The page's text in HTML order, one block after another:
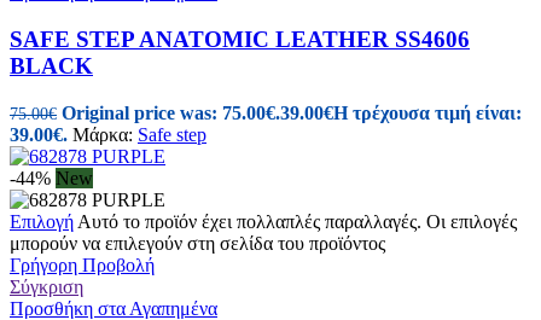
SAFE STEP ANATOMIC LEATHER SS4606
BLACK
75.00€ Original price was: 75.00€.39.00€Η τρέχουσα τιμή είναι:
39.00€. Μάρκα: Safe step
-44% New
Επιλογή Αυτό το προϊόν έχει πολλαπλές παραλλαγές. Οι επιλογές
μπορούν να επιλεγούν στη σελίδα του προϊόντος
Γρήγορη Προβολή
Σύγκριση
Προσθήκη στα Αγαπημένα